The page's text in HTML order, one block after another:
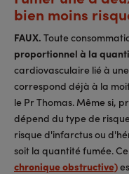
bien moins
FAUX. Toute
proportionnel à la
cardiovasculaire lié à
correspond déjà à la
le Pr Thomas. Même si,
dépend du type de
risque d'infarctus ou
soit la quantité fumée.
chronique obstructive)